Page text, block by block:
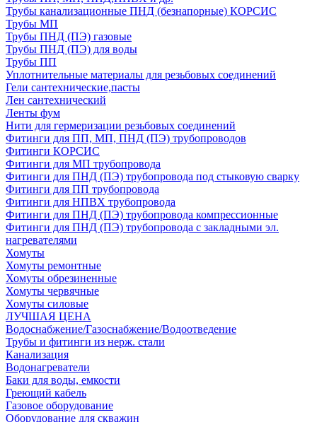
Трубы канализационные ПНД (безнапорные) КОРСИС
Трубы МП
Трубы ПНД (ПЭ) газовые
Трубы ПНД (ПЭ) для воды
Трубы ПП
Уплотнительные материалы для резьбовых соединений
Гели сантехнические,пасты
Лен сантехнический
Ленты фум
Нити для гермеризации резьбовых соединений
Фитинги для ПП, МП, ПНД (ПЭ) трубопроводов
Фитинги КОРСИС
Фитинги для МП трубопровода
Фитинги для ПНД (ПЭ) трубопровода под стыковую сварку
Фитинги для ПП трубопровода
Фитинги для НПВХ трубопровода
Фитинги для ПНД (ПЭ) трубопровода компрессионные
Фитинги для ПНД (ПЭ) трубопровода с закладными эл.
нагревателями
Хомуты
Хомуты ремонтные
Хомуты обрезиненные
Хомуты червячные
Хомуты силовые
ЛУЧШАЯ ЦЕНА
Водоснабжение/Газоснабжение/Водоотведение
Трубы и фитинги из нерж. стали
Канализация
Водонагреватели
Баки для воды, емкости
Греющий кабель
Газовое оборудование
Оборудование для скважин